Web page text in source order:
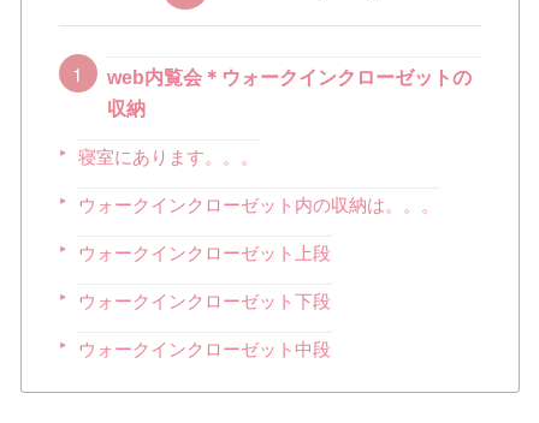
web内覧会＊ウォークインクローゼットの
収納
寝室にあります。。。
ウォークインクローゼット内の収納は。。。
ウォークインクローゼット上段
ウォークインクローゼット下段
ウォークインクローゼット中段